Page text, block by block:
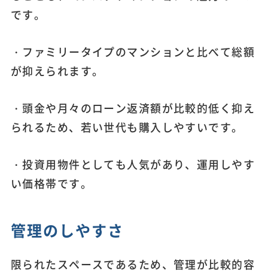
です。
・ファミリータイプのマンションと比べて総額
が抑えられます。
・頭金や月々のローン返済額が比較的低く抑え
られるため、若い世代も購入しやすいです。
・投資用物件としても人気があり、運用しやす
い価格帯です。
管理のしやすさ
限られたスペースであるため、管理が比較的容